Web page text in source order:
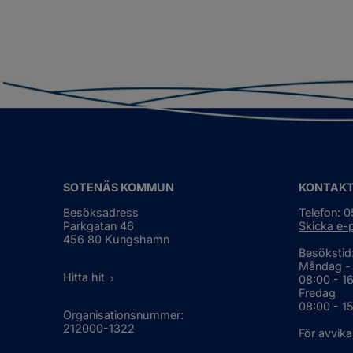
SOTENÄS KOMMUN
Besöksadress
Parkgatan 46
456 80 Kungshamn
Hitta hit
Organisationsnummer:
212000-1322
Telefon:
Skicka e-
Besökstid:
Måndag
08:00 -
Fredag
08:00 -
För